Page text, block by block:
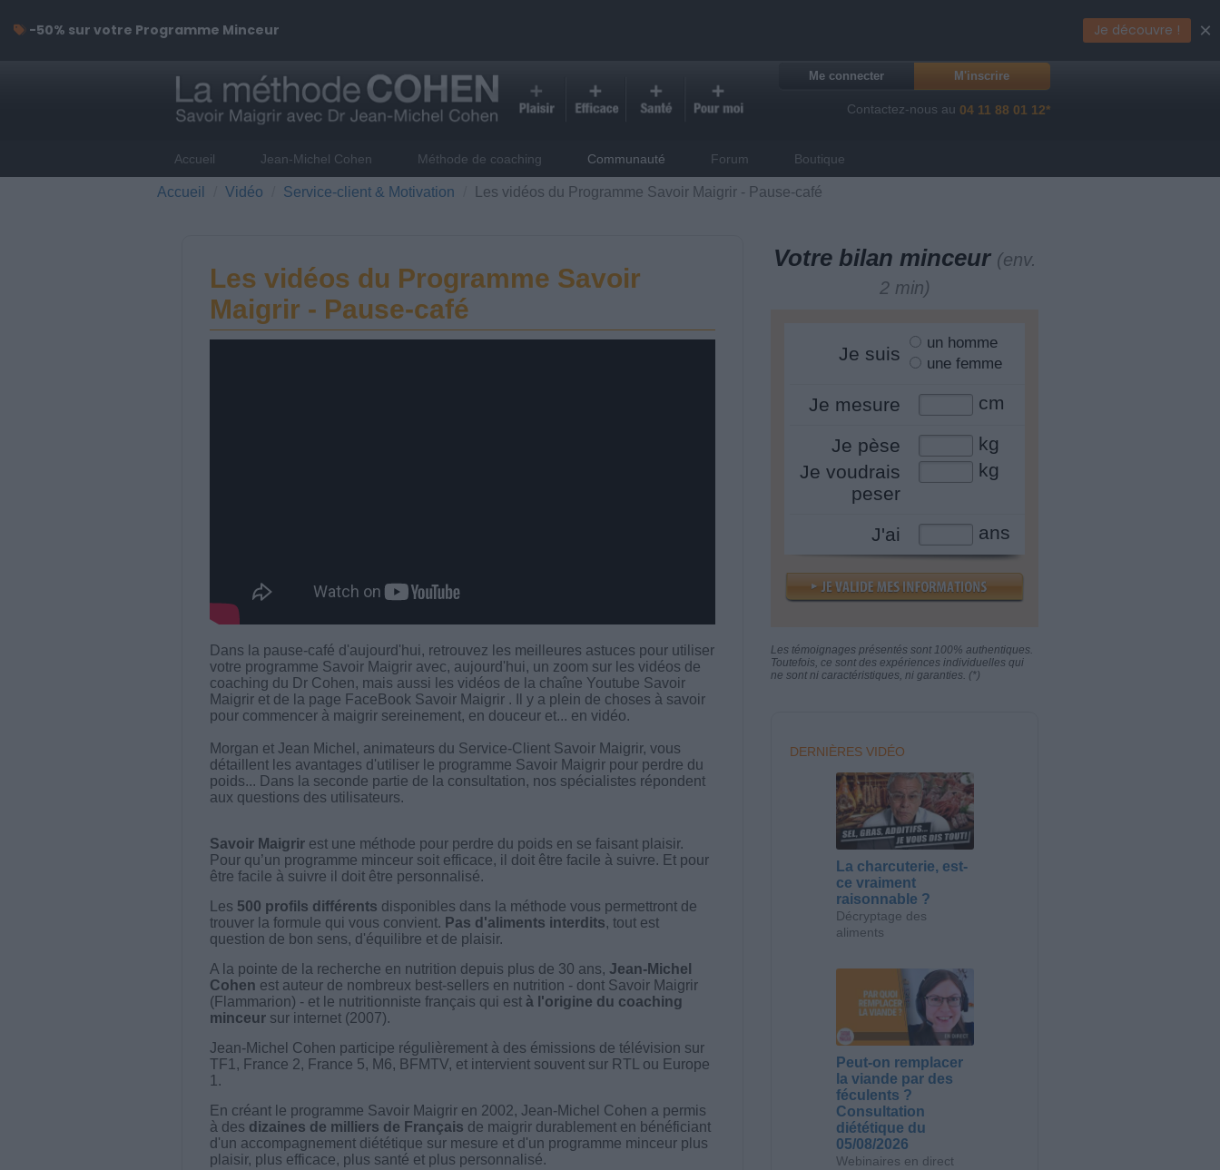
Me connecter M'inscrire
Contactez-nous au 04 11 88 01 12*
Accueil Jean-Michel Cohen Méthode de coaching Communauté Forum Boutique
Accueil Vidéo Service-client & Motivation Les vidéos du Programme Savoir Maigrir - Pause-café
Les vidéos du Programme Savoir
Maigrir - Pause-café
Dans la pause-café d'aujourd'hui, retrouvez les meilleures astuces pour utiliser
votre programme Savoir Maigrir avec, aujourd'hui, un zoom sur les vidéos de
coaching du Dr Cohen, mais aussi les vidéos de la chaîne Youtube Savoir
Maigrir et de la page FaceBook Savoir Maigrir . Il y a plein de choses à savoir
pour commencer à maigrir sereinement, en douceur et... en vidéo.
Morgan et Jean Michel, animateurs du Service-Client Savoir Maigrir, vous
détaillent les avantages d'utiliser le programme Savoir Maigrir pour perdre du
poids... Dans la seconde partie de la consultation, nos spécialistes répondent
aux questions des utilisateurs.
Savoir Maigrirest une méthode pour perdre du poids en se faisant plaisir.
Pour qu’un programme minceur soit efficace, il doit être facile à suivre. Et pour
être facile à suivre il doit être personnalisé.
Les 500 profils différents disponibles dans la méthode vous permettront de
trouver la formule qui vous convient. Pas d'aliments interdits, tout est
question de bon sens, d'équilibre et de plaisir.
A la pointe de la recherche en nutrition depuis plus de 30 ans, Jean-Michel
Cohen est auteur de nombreux best-sellers en nutrition - dont Savoir Maigrir
(Flammarion) - et le nutritionniste français qui est à l'origine du coaching
minceursur internet (2007).
Jean-Michel Cohen participe régulièrement à des émissions de télévision sur
TF1, France 2, France 5, M6, BFMTV, et intervient souvent sur RTL ou Europe
1.
En créant le programme Savoir Maigrir en 2002, Jean-Michel Cohen a permis
à des dizaines de milliers de Français de maigrir durablement en bénéficiant
d'un accompagnement diététique sur mesure et d'un programme minceur plus
plaisir, plus efficace, plus santé et plus personnalisé.
Votre bilan minceur (env.
2 min)
Je suis
un homme
une femme
Je mesure cm
Je pèse
kg
Je voudrais
peser
kg
J'ai ans
Les témoignages présentés sont 100% authentiques.
Toutefois, ce sont des expériences individuelles qui
ne sont ni caractéristiques, ni garanties. (*)
DERNIÈRES VIDÉO
La charcuterie, est-
ce vraiment
raisonnable ?
Décryptage des
aliments
Peut-on remplacer
la viande par des
féculents ?
Consultation
diététique du
05/08/2026
Webinaires en direct
-50% sur votre Programme Minceur Je découvre ! ×